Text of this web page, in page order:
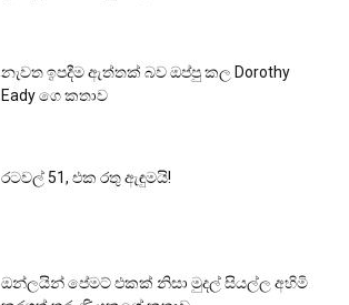
නැවත ඉපදීම ඇත්තක් බව ඔප්පු කල Dorothy
Eady ගෙ කතාව
රටවල් 51, එක රතු ඇඳුමයි!
ඔන්ලයින් පේමට් එකක් නිසා මුදල් සියල්ල අහිමි